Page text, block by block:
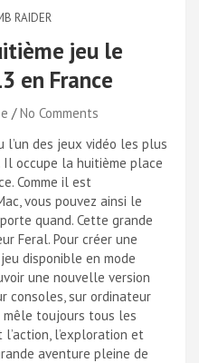
RAIDER
jeu le
en France
No Comments
l’un des jeux vidéo les plus
occupe la huitième place
Comme il est
vous pouvez ainsi le
quand. Cette grande
Feral. Pour créer une
disponible en mode
une nouvelle version
consoles, sur ordinateur
mêle toujours tous les
l’exploration et
aventure pleine de